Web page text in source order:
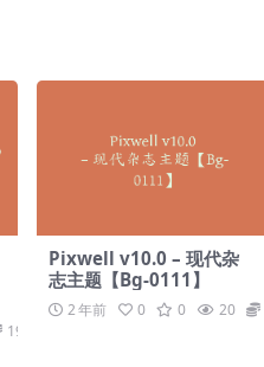
19.9
Pixwell v10.0 – 现代杂
志主题【Bg-0111】
2 年前 0 0 20